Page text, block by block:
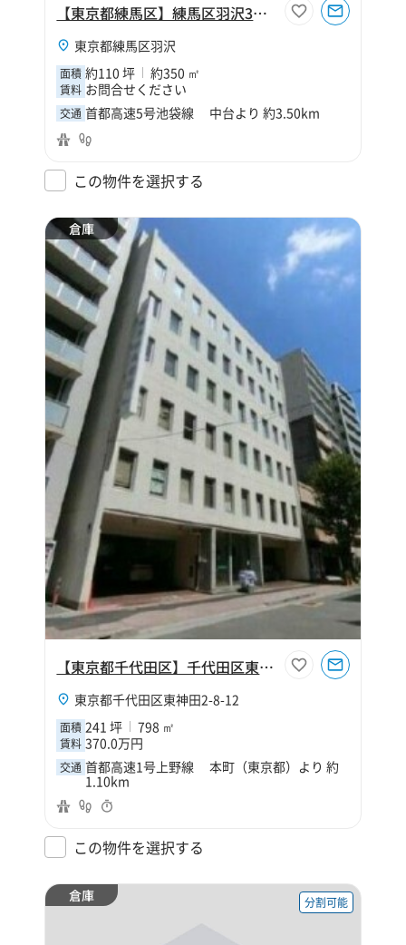
【東京都練馬区】練馬区羽沢3丁目110坪倉庫
東京都練馬区羽沢
面積 約110 坪 約350 ㎡
賃料 お問合せください
交通 首都高速5号池袋線 中台より 約3.50km
この物件を選択する
倉庫
【東京都千代田区】千代田区東神田2丁目241坪倉庫
東京都千代田区東神田2-8-12
面積 241 坪 798 ㎡
賃料 370.0万円
交通 首都高速1号上野線 本町（東京都）より 約
1.10km
この物件を選択する
倉庫 分割可能